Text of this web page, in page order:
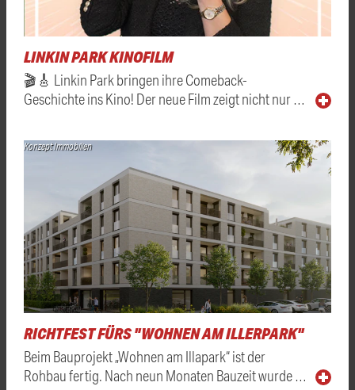
LINKIN PARK KINOFILM
🎬🎸 Linkin Park bringen ihre Comeback-
Geschichte ins Kino! Der neue Film zeigt nicht nur …
Konzept Immobilien
RICHTFEST FÜRS "WOHNEN AM ILLERPARK"
Beim Bauprojekt „Wohnen am Illapark“ ist der
Rohbau fertig. Nach neun Monaten Bauzeit wurde …